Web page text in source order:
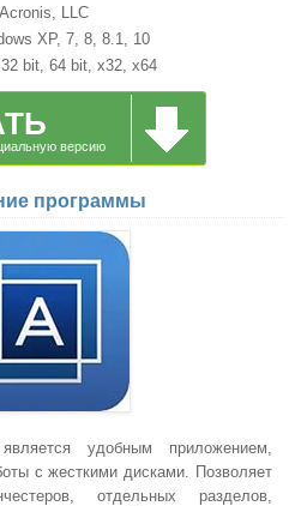
LLC
XP, 7, 8, 8.1, 10
bit, 64 bit, x32, x64
версию
программы
удобным приложением,
с жесткими дисками. Позволяет
отдельных разделов,